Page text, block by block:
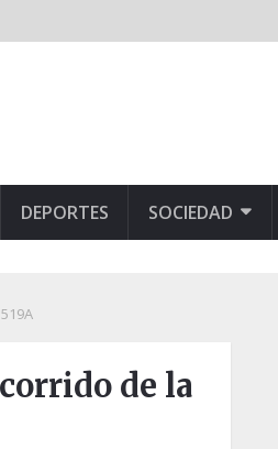
DEPORTES SOCIEDAD
de la